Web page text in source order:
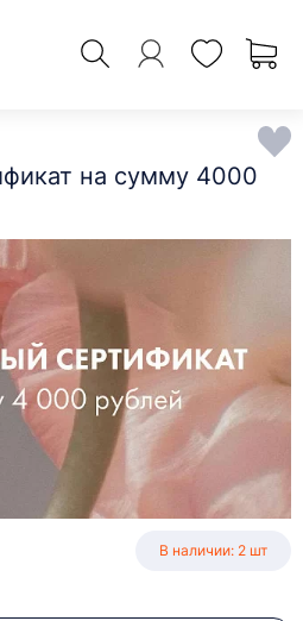
на сумму 4000
В наличии: 2 шт